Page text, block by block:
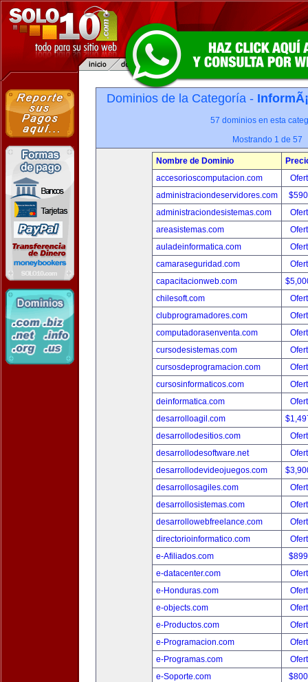
Dominios de la Categoría -
57 dominios en esta
Mostrando 1 de 57
Nombre de Dominio
accesorioscomputacion.com
administraciondeservidores.com
administraciondesistemas.com
areasistemas.com
auladeinformatica.com
camaraseguridad.com
capacitacionweb.com
chilesoft.com
clubprogramadores.com
computadorasenventa.com
cursodesistemas.com
cursosdeprogramacion.com
cursosinformaticos.com
deinformatica.com
desarrolloagil.com
desarrollodesitios.com
desarrollodesoftware.net
desarrollodevideojuegos.com
desarrollosagiles.com
desarrollosistemas.com
desarrollowebfreelance.com
directorioinformatico.com
e-Afiliados.com
e-datacenter.com
e-Honduras.com
e-objects.com
e-Productos.com
e-Programacion.com
e-Programas.com
e-Soporte.com